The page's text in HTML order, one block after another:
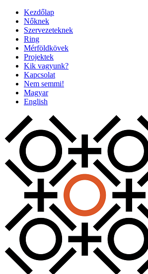
Kezdőlap
Nőknek
Szervezeteknek
Ring
Mérföldkövek
Projektek
Kik vagyunk?
Kapcsolat
Nem semmi!
Magyar
English